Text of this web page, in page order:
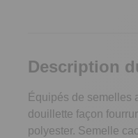
Description
Équipés de semelles
douillette façon
polyester. Semelle